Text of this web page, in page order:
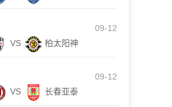
09-12
VS 柏太阳神
09-12
VS 长春亚泰